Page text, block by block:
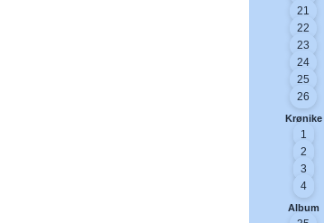
21
22
23
24
25
26
Krønike
1
2
3
4
Album